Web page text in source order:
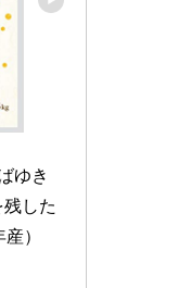
ゆき
した
）